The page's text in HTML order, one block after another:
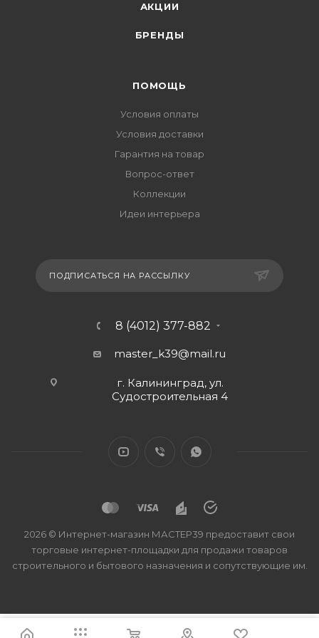
АКЦИИ
БРЕНДЫ
ПОМОЩЬ
Условия оплаты
Условия доставки
Гарантия на товар
Вопрос-ответ
Коллекции
Идеи интерьера
ПОДПИСАТЬСЯ НА РАССЫЛКУ
8 (4012) 377-882
master_k39@mail.ru
г. Калининград, ул.
Судостроительная 4
2026 © Интернет-магазин МАСТЕР39 предоставит свои
торговые интернет-площадки для продажи товаров
строительного и бытового назначения и сопутствующие им.